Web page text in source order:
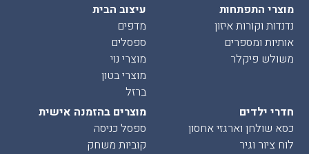
מוצרי התפתחות
נדנדות וקורות איזון
אותיות ומספרים
משולש פיקלר
עיצוב הבית
מדפים
ספסלים
מוצרי נוי
מוצרי בטון
ברזל
חדרי ילדים
כסא שולחן וארגזי אחסון
לוח ציור וגיר
מוצרים בהזמנה אישית
ספסל כניסה
קוביות משחק